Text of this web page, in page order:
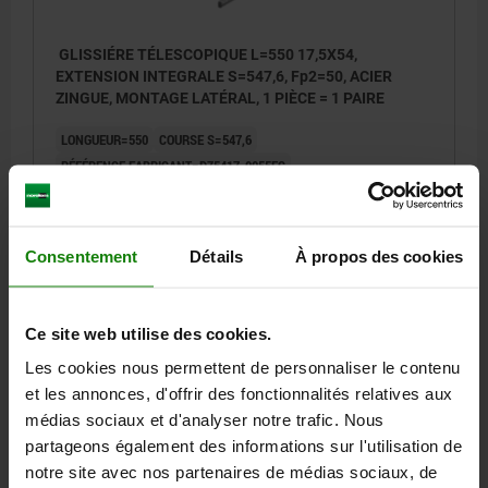
Consentement Détails À propos des cookies
Ce site web utilise des cookies.
Les cookies nous permettent de personnaliser le contenu
et les annonces, d'offrir des fonctionnalités relatives aux
médias sociaux et d'analyser notre trafic. Nous
partageons également des informations sur l'utilisation de
notre site avec nos partenaires de médias sociaux, de
GLISSIÉRE TÉLESCOPIQUE L=550 17,5X54,
EXTENSION INTEGRALE S=547,6, Fp2=50, ACIER
ZINGUE, MONTAGE LATÉRAL, 1 PIÈCE = 1 PAIRE
LONGUEUR=550
COURSE S=547,6
RÉFÉRENCE FABRICANT=DZ5417-0055EC
TYPE DE PRODUIT=STANDARD
TYPE DE CONDITIONNEMENT=1 PIÈCE = 1 PAIRE
A7=416
Référence: 21335-0550
hors TVA
hors frais d’envoi
DÉTAILS
21335